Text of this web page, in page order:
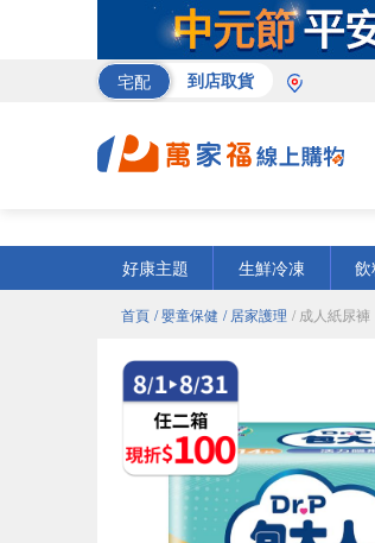
宅配 到店取貨
好康主題
生鮮冷凍
首頁 / 嬰童保健 / 居家護理 / 成人紙尿褲